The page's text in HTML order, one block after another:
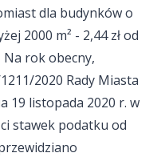
dla budynków o
2000 m² - 2,44 zł od
Na rok obecny,
2020 Rady Miasta
19 listopada 2020 r. w
stawek podatku od